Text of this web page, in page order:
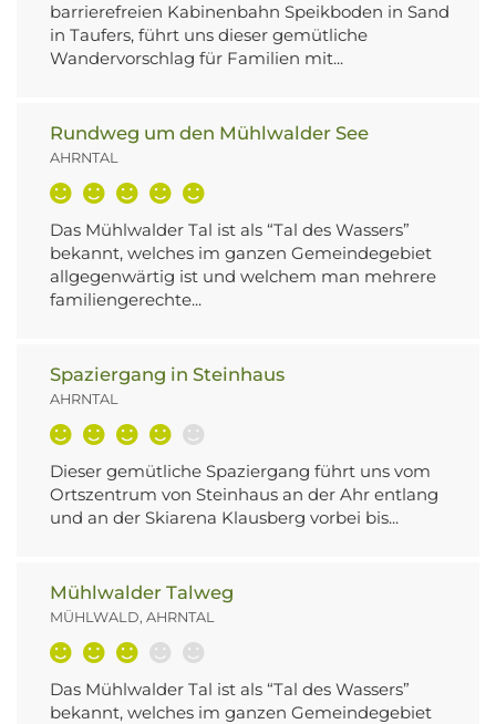
barrierefreien Kabinenbahn Speikboden in Sand
in Taufers, führt uns dieser gemütliche
Wandervorschlag für Familien mit...
Rundweg um den Mühlwalder See
AHRNTAL
Das Mühlwalder Tal ist als “Tal des Wassers”
bekannt, welches im ganzen Gemeindegebiet
allgegenwärtig ist und welchem man mehrere
familiengerechte...
Spaziergang in Steinhaus
AHRNTAL
Dieser gemütliche Spaziergang führt uns vom
Ortszentrum von Steinhaus an der Ahr entlang
und an der Skiarena Klausberg vorbei bis...
Mühlwalder Talweg
MÜHLWALD, AHRNTAL
Das Mühlwalder Tal ist als “Tal des Wassers”
bekannt, welches im ganzen Gemeindegebiet